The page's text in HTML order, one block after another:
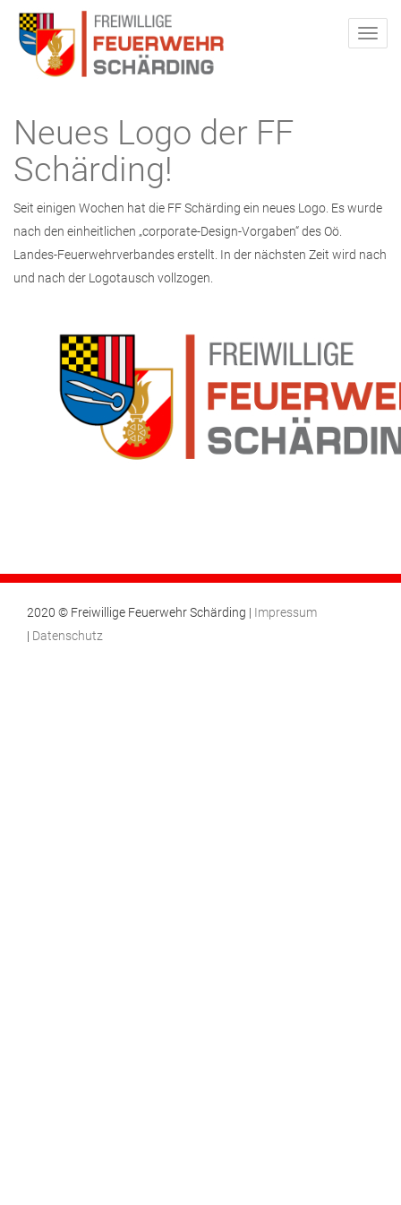
Neues Logo der FF
Schärding!
Seit einigen Wochen hat die FF Schärding ein neues Logo. Es wurde
nach den einheitlichen „corporate-Design-Vorgaben“ des Oö.
Landes-Feuerwehrverbandes erstellt. In der nächsten Zeit wird nach
und nach der Logotausch vollzogen.
2020 © Freiwillige Feuerwehr Schärding | Impressum
| Datenschutz